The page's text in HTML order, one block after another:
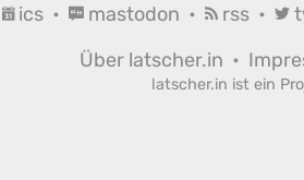
ics • mastodon • rss •
Über latscher.in •
latscher.in ist ein